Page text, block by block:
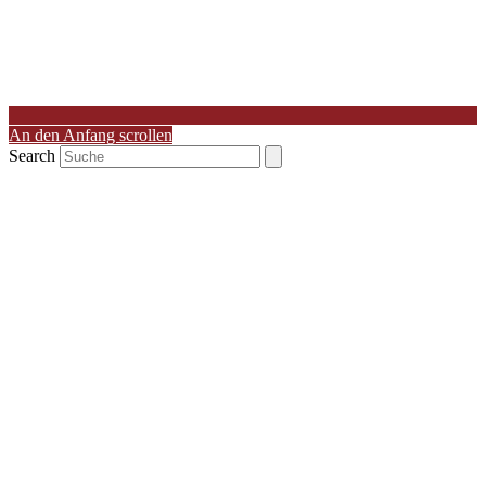
An den Anfang scrollen
Search